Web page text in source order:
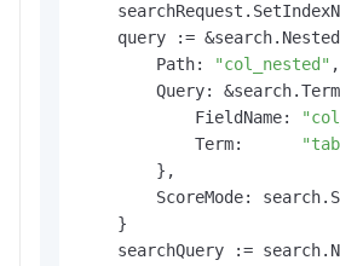
query :=
        Path:
"col_nested" ,
Query:
            FieldName:
            Term:
        },
ScoreMode:
    }
searchQuery :=